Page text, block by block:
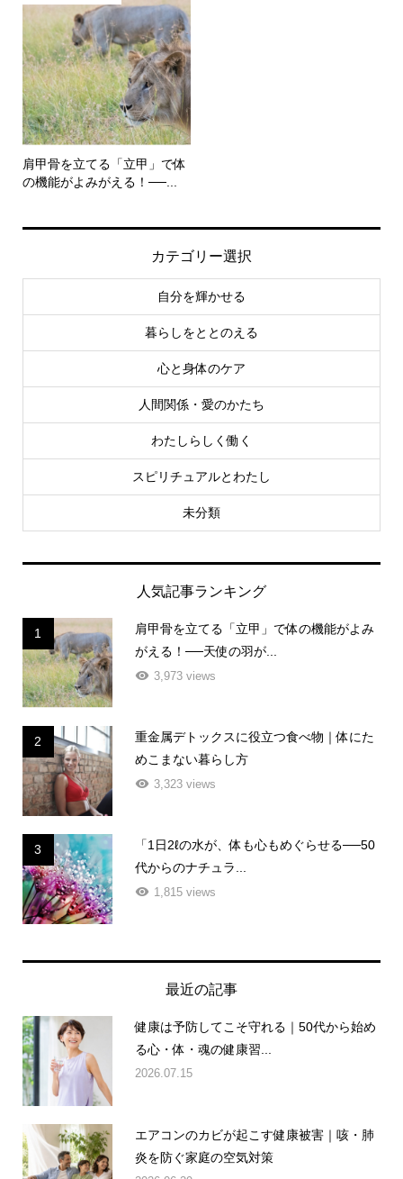
肩甲骨を立てる「立甲」で体
の機能がよみがえる！──...
カテゴリー選択
自分を輝かせる
暮らしをととのえる
心と身体のケア
人間関係・愛のかたち
わたしらしく働く
スピリチュアルとわたし
未分類
人気記事ランキング
1
肩甲骨を立てる「立甲」で体の機能がよみ
がえる！──天使の羽が...
3,973 views
2
重金属デトックスに役立つ食べ物｜体にた
めこまない暮らし方
3,323 views
3
「1日2ℓの水が、体も心もめぐらせる──50
代からのナチュラ...
1,815 views
最近の記事
健康は予防してこそ守れる｜50代から始め
る心・体・魂の健康習...
2026.07.15
エアコンのカビが起こす健康被害｜咳・肺
炎を防ぐ家庭の空気対策